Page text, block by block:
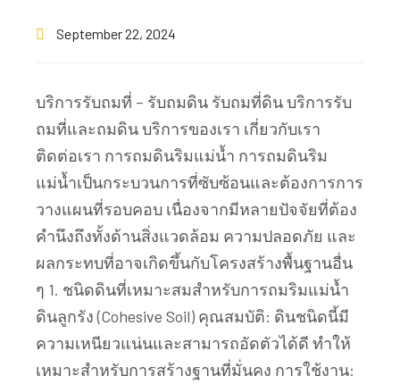
September 22, 2024
บริการรับถมที่ – รับถมดิน รับถมที่ดิน บริการรับ
ถมที่และถมดิน บริการของเรา เกี่ยวกับเรา
ติดต่อเรา การถมดินริมแม่น้ำ การถมดินริม
แม่น้ำเป็นกระบวนการที่ซับซ้อนและต้องการการ
วางแผนที่รอบคอบ เนื่องจากมีหลายปัจจัยที่ต้อง
คำนึงถึงทั้งด้านสิ่งแวดล้อม ความปลอดภัย และ
ผลกระทบที่อาจเกิดขึ้นกับโครงสร้างพื้นฐานอื่น
ๆ 1. ชนิดดินที่เหมาะสมสำหรับการถมริมแม่น้ำ
ดินลูกรัง (Cohesive Soil) คุณสมบัติ: ดินชนิดนี้มี
ความเหนียวแน่นและสามารถอัดตัวได้ดี ทำให้
เหมาะสำหรับการสร้างฐานที่มั่นคง การใช้งาน: